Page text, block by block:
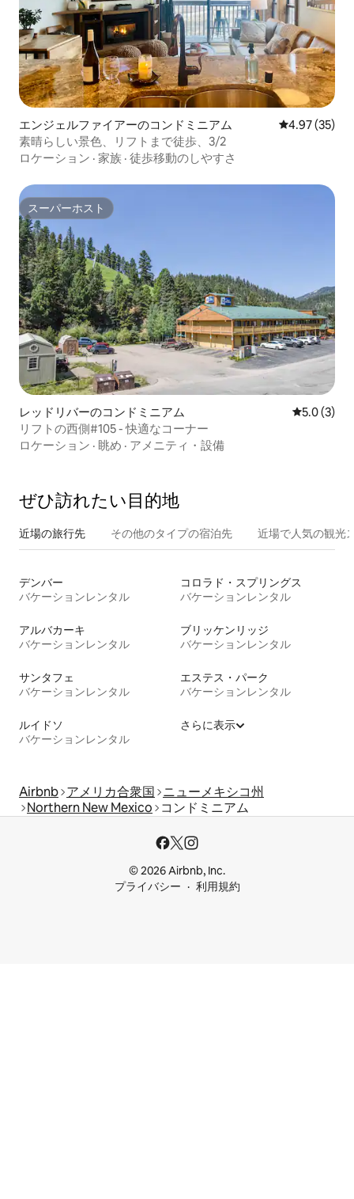
エンジェルファイアーのコンドミニアム レビュー35
4.97 (35)
素晴らしい景色、リフトまで徒歩、3/2
ロケーション · 家族 · 徒歩移動のしやすさ
スーパーホスト
スーパーホスト
レッドリバーのコンドミニアム レビュー3
5.0 (3)
リフトの西側#105 - 快適なコーナー
ロケーション · 眺め · アメニティ・設備
ぜひ訪⁠れ⁠た⁠い目⁠的⁠地
近場の旅行先 その他のタ⁠イ⁠プ⁠の宿⁠泊⁠先 近場で人気の観光
デンバー
バケーションレンタル
コロラド・スプリングス
バケーションレンタル
アルバカーキ
バケーションレンタル
ブリッケンリッジ
バケーションレンタル
サンタフェ
バケーションレンタル
エステス・パーク
バケーションレンタル
ルイドソ
バケーションレンタル
さらに表示
Airbnb アメリカ合衆国 ニューメキシコ州
Northern New Mexico
コンドミニアム
© 2026 Airbnb, Inc.
プライバシー
利用規約